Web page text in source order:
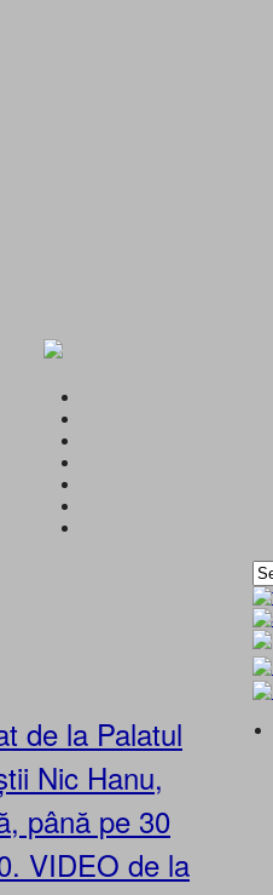
de la Palatul
Nic Hanu,
până pe 30
VIDEO de la